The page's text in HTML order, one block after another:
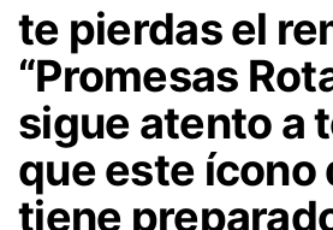
te pierdas el
“Promesas
sigue atento a
que este ícono
tiene